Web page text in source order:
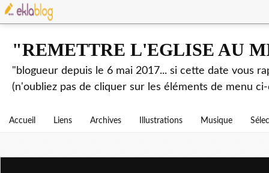
"REMETTRE L'EGLISE AU
"blogueur depuis le 6 mai 2017... si cette date vous
(n'oubliez pas de cliquer sur les éléments de menu
Accueil Liens Archives Illustrations Musique